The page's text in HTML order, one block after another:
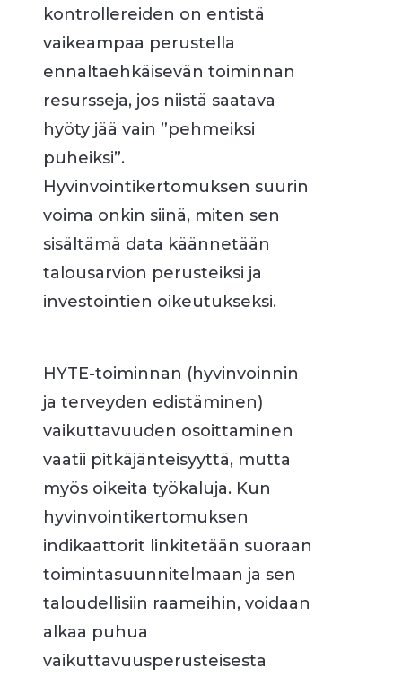
kontrollereiden on entistä
vaikeampaa perustella
ennaltaehkäisevän toiminnan
resursseja, jos niistä saatava
hyöty jää vain ”pehmeiksi
puheiksi”.
Hyvinvointikertomuksen suurin
voima onkin siinä, miten sen
sisältämä data käännetään
talousarvion perusteiksi ja
investointien oikeutukseksi.
HYTE-toiminnan (hyvinvoinnin
ja terveyden edistäminen)
vaikuttavuuden osoittaminen
vaatii pitkäjänteisyyttä, mutta
myös oikeita työkaluja. Kun
hyvinvointikertomuksen
indikaattorit linkitetään suoraan
toimintasuunnitelmaan ja sen
taloudellisiin raameihin, voidaan
alkaa puhua
vaikuttavuusperusteisesta